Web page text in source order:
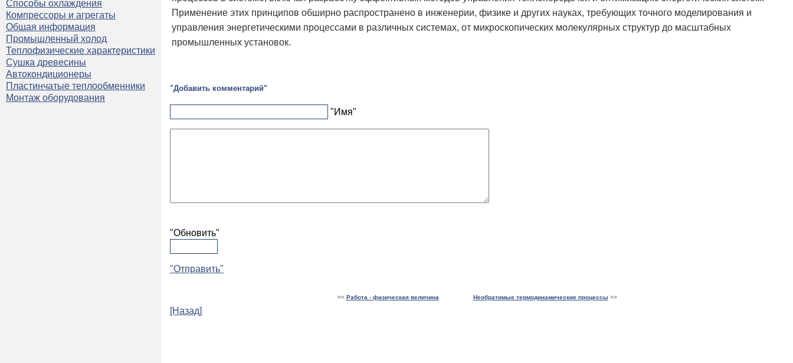
Способы охлаждения
Компрессоры и агрегаты
Общая информация
Промышленный холод
Теплофизические характеристики
Сушка древесины
Автокондиционеры
Пластинчатые теплообменники
Монтаж оборудования
Применение этих принципов обширно распространено в инженерии, физике и других науках, требующих точного моделирования и
управления энергетическими процессами в различных системах, от микроскопических молекулярных структур до масштабных
промышленных установок.
"Добавить комментарий"
"Имя"
"Обновить"
"Отправить"
<< Работа - физическая величина Необратимые термодинамические процессы >>
[Назад]